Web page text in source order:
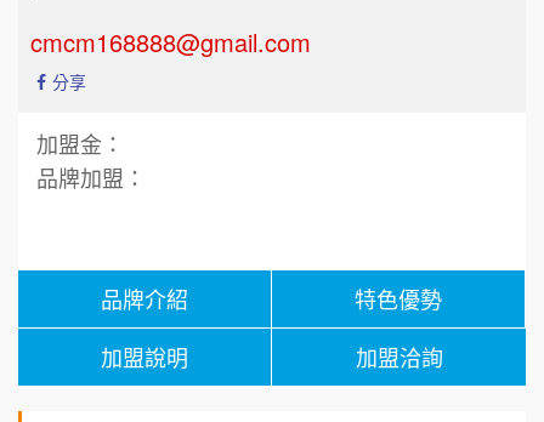
cmcm168888@gmail.com
分享
加盟金：
品牌加盟：
品牌介紹
特色優勢
加盟說明
加盟洽詢